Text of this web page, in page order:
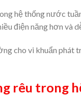
hệ thống nước
điện năng hơn và
cho vi khuẩn
rêu trong